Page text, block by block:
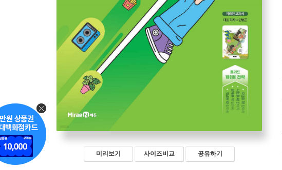
미리보기 사이즈비교 공유하기